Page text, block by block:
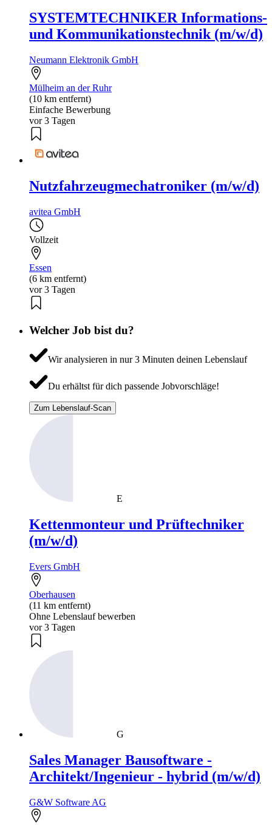
SYSTEMTECHNIKER Informations-
und Kommunikationstechnik (m/w/d)
Neumann Elektronik GmbH
Mülheim an der Ruhr
(10 km entfernt)
Einfache Bewerbung
vor 3 Tagen
Nutzfahrzeugmechatroniker (m/w/d)
avitea GmbH
Vollzeit
Essen
(6 km entfernt)
vor 3 Tagen
Welcher Job bist du?
Wir analysieren in nur 3 Minuten deinen Lebenslauf
Du erhältst für dich passende Jobvorschläge!
Zum Lebenslauf-Scan
E
Kettenmonteur und Prüftechniker
(m/w/d)
Evers GmbH
Oberhausen
(11 km entfernt)
Ohne Lebenslauf bewerben
vor 3 Tagen
G
Sales Manager Bausoftware -
Architekt/Ingenieur - hybrid (m/w/d)
G&W Software AG